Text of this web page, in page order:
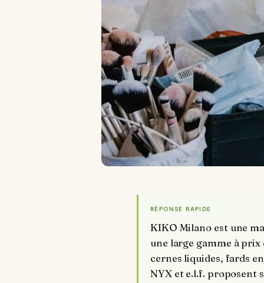
RÉPONSE RAPIDE
KIKO Milano est une
une large gamme à prix
cernes liquides, fards
NYX et e.l.f. proposent